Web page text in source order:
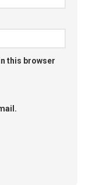
this browser